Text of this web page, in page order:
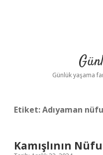
Günlük yaşama
Etiket:Adıyaman
Kamışlının